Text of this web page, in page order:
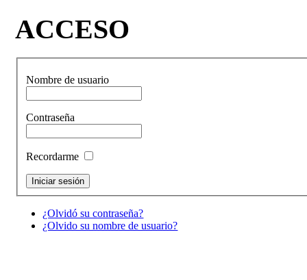
ACCESO
Nombre de usuario
Contraseña
Recordarme
¿Olvidó su contraseña?
¿Olvido su nombre de usuario?